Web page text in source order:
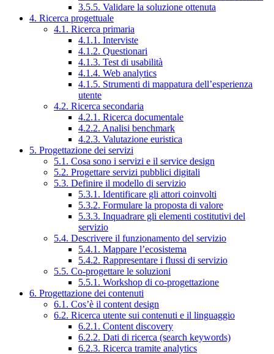
3.5.5. Validare la soluzione ottenuta
4. Ricerca progettuale
4.1. Ricerca primaria
4.1.1. Interviste
4.1.2. Questionari
4.1.3. Test di usabilità
4.1.4. Web analytics
4.1.5. Strumenti di mappatura dell’esperienza
utente
4.2. Ricerca secondaria
4.2.1. Ricerca documentale
4.2.2. Analisi benchmark
4.2.3. Valutazione euristica
5. Progettazione dei servizi
5.1. Cosa sono i servizi e il service design
5.2. Progettare servizi pubblici digitali
5.3. Definire il modello di servizio
5.3.1. Identificare gli attori coinvolti
5.3.2. Formulare la proposta di valore
5.3.3. Inquadrare gli elementi costitutivi del
servizio
5.4. Descrivere il funzionamento del servizio
5.4.1. Mappare l’ecosistema
5.4.2. Rappresentare i flussi di servizio
5.5. Co-progettare le soluzioni
5.5.1. Workshop di co-progettazione
6. Progettazione dei contenuti
6.1. Cos’è il content design
6.2. Ricerca utente sui contenuti e il linguaggio
6.2.1. Content discovery
6.2.2. Dati di ricerca (search keywords)
6.2.3. Ricerca tramite analytics